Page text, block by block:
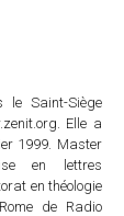
le Saint-Siège
Elle a
1999. Master
en lettres
en théologie
de Radio